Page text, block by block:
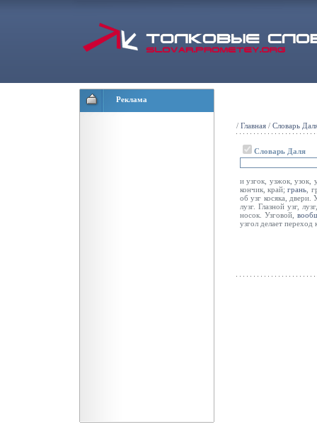
Реклама
/ Главная / Словарь
Словарь Даля
и узгок, узжок, узок,
кончик, край;грань ,
об узг косяка,
лузг. Глазной узг,
носок. Узговой,
узгол делает переход